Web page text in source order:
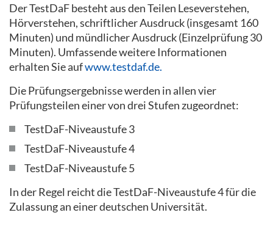
Der TestDaF besteht aus den Teilen Leseverstehen,
Hörverstehen, schriftlicher Ausdruck (insgesamt 160
Minuten) und mündlicher Ausdruck (Einzelprüfung 30
Minuten). Umfassende weitere Informationen
erhalten Sie aufwww.testdaf.de.
Die Prüfungsergebnisse werden in allen vier
Prüfungsteilen einer von drei Stufen zugeordnet:
TestDaF-Niveaustufe 3
TestDaF-Niveaustufe 4
TestDaF-Niveaustufe 5
In der Regel reicht die TestDaF-Niveaustufe 4 für die
Zulassung an einer deutschen Universität.